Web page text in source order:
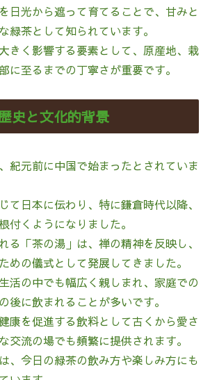
日光から遮って育てることで、甘みと
緑茶として知られています。
きく影響する要素として、原産地、栽
に至るまでの丁寧さが重要です。
史と文化的背景
紀元前に中国で始まったとされていま
て日本に伝わり、特に鎌倉時代以降、
付くようになりました。
る「茶の湯」は、禅の精神を反映し、
めの儀式として発展してきました。
活の中でも幅広く親しまれ、家庭での
後に飲まれることが多いです。
康を促進する飲料として古くから愛さ
交流の場でも頻繁に提供されます。
、今日の緑茶の飲み方や楽しみ方にも